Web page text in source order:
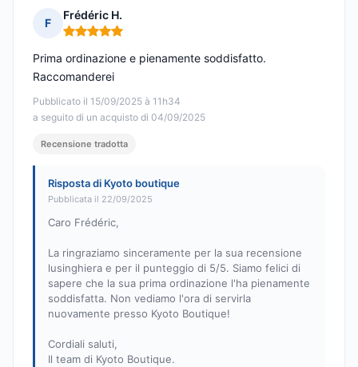
F
Frédéric H.
Nota: 5 su 5
Pubblicato il 15/09/2025 à 11h34
a seguito di un acquisto di 04/09/2025
Prima ordinazione e pienamente soddisfatto.
Raccomanderei
Recensione tradotta
Risposta di Kyoto boutique
Pubblicata il 22/09/2025
Caro Frédéric,
La ringraziamo sinceramente per la sua recensione
lusinghiera e per il punteggio di 5/5. Siamo felici di
sapere che la sua prima ordinazione l'ha pienamente
soddisfatta. Non vediamo l'ora di servirla
nuovamente presso Kyoto Boutique!
Cordiali saluti,
Il team di Kyoto Boutique.